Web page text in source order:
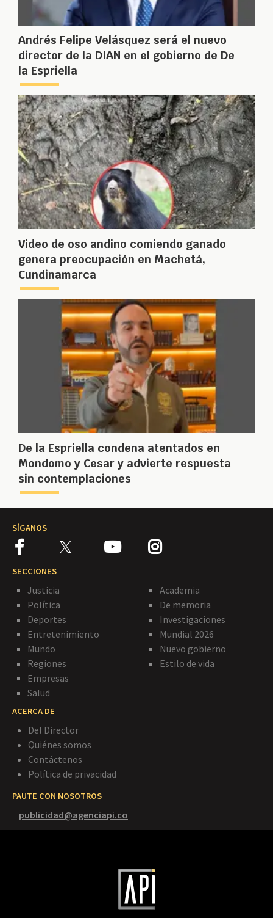
Andrés Felipe Velásquez será el nuevo
director de la DIAN en el gobierno de De
la Espriella
Video de oso andino comiendo ganado
genera preocupación en Machetá,
Cundinamarca
De la Espriella condena atentados en
Mondomo y Cesar y advierte respuesta
sin contemplaciones
SÍGANOS
SECCIONES
Justicia
Política
Deportes
Entretenimiento
Mundo
Regiones
Empresas
Salud
Academia
De memoria
Investigaciones
Mundial 2026
Nuevo gobierno
Estilo de vida
ACERCA DE
Del Director
Quiénes somos
Contáctenos
Política de privacidad
PAUTE CON NOSOTROS
publicidad@agenciapi.co